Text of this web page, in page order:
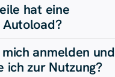
hat eine
Autoload?
anmelden und
ich zur Nutzung?